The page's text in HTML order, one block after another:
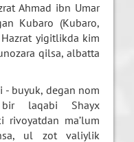
Ahmad ibn Umar
Kubaro (Kubaro,
yigitlikda kim
qilsa, albatta
- buyuk, degan nom
laqabi Shayx
rivoyatdan ma’lum
ul zot valiylik